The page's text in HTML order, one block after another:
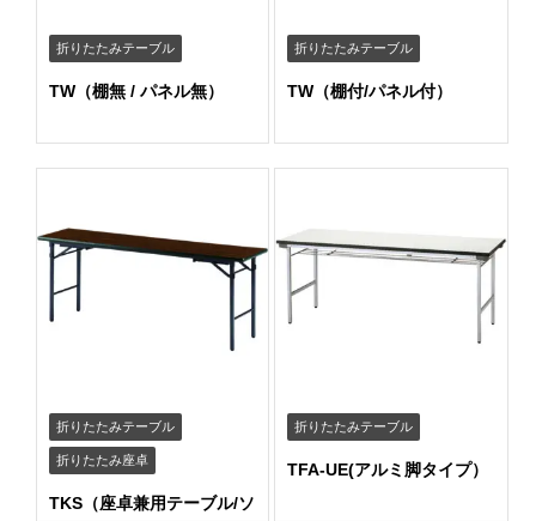
折りたたみテーブル
TW（棚無 / パネル無）
折りたたみテーブル
TW（棚付/パネル付）
折りたたみテーブル
折りたたみ座卓
TKS（座卓兼用テーブル/ソ
折りたたみテーブル
TFA-UE(アルミ脚タイプ）